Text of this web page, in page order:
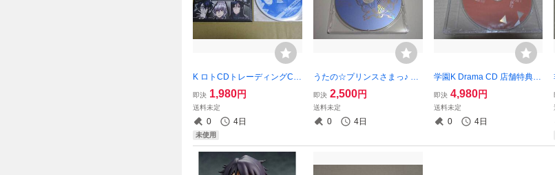
K ロトCDトレーディングCD
コレクションvol.2 #4 伏見猿
比古 宗像礼司
即決 1,980円
送料未定
0 4日
未使用
うたの☆プリンスさまっ♪ ア
イドルソング 連動特典CD ア
ニメイト 一十木音也 寺島 拓
篤 一ノ瀬 トキヤ 宮野 真守
即決 2,500円
送料未定
0 4日
学園K Drama CD 店舗特典 T
SUTAYA 一言 心の俳句 ドラ
マCD
即決 4,980円
送料未定
0 4日